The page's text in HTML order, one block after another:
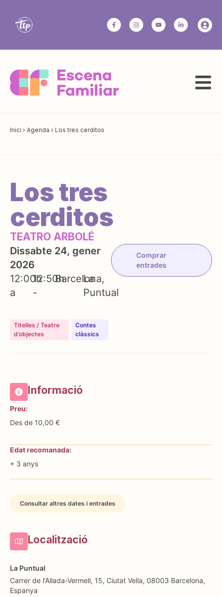
Inici › Agenda › Los tres cerditos
Los tres
cerditos
TEATRO ARBOLÉ
Dissabte 24, gener
2026
12:00h
a
12:50h
-
Barcelona
La
Puntual
Titelles / Teatre
d’objectes
Contes
clàssics
Comprar
entrades
Informació
Preu:
Des de 10,00 €
Edat recomanada:
+ 3 anys
Consultar altres dates i entrades
Localització
La Puntual
Carrer de l'Allada-Vermell, 15, Ciutat Vella, 08003 Barcelona,
Espanya